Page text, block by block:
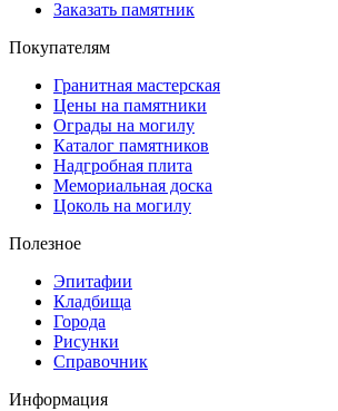
Заказать памятник
Покупателям
Гранитная мастерская
Цены на памятники
Ограды на могилу
Каталог памятников
Надгробная плита
Мемориальная доска
Цоколь на могилу
Полезное
Эпитафии
Кладбища
Города
Рисунки
Справочник
Информация